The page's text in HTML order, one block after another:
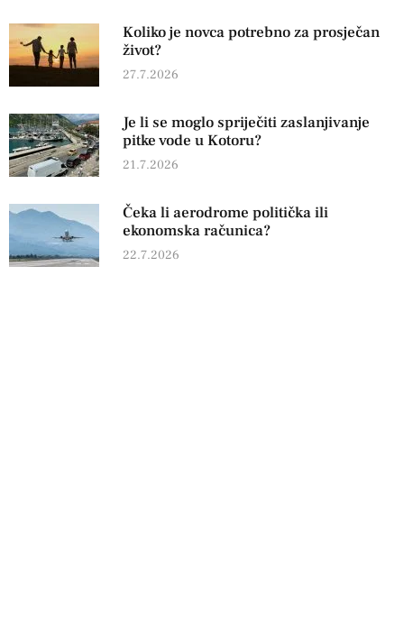
Koliko je novca potrebno za prosječan
život?
27.7.2026
Je li se moglo spriječiti zaslanjivanje
pitke vode u Kotoru?
21.7.2026
Čeka li aerodrome politička ili
ekonomska računica?
22.7.2026